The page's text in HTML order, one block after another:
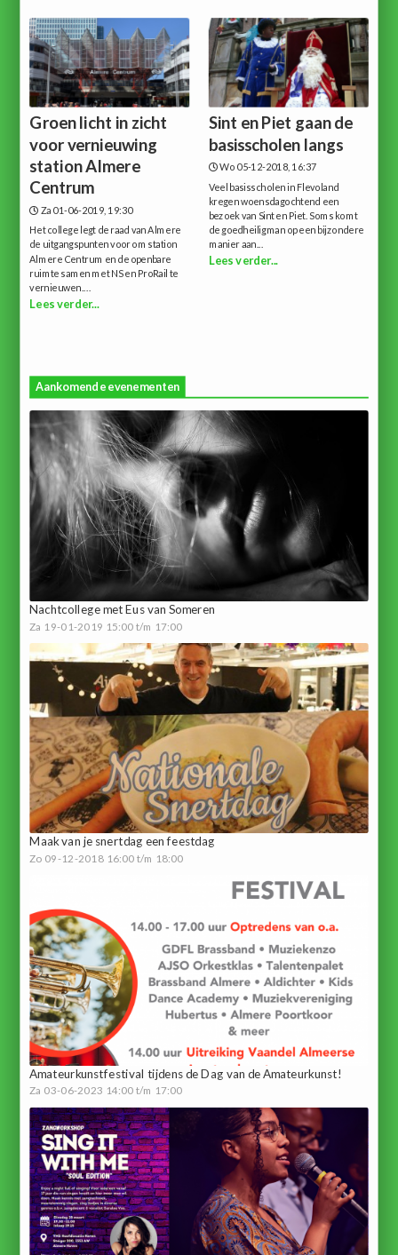
Groen licht in zicht
voor vernieuwing
station Almere
Centrum
Za 01-06-2019, 19:30
Het college legt de raad van Almere
de uitgangspunten voor om station
Almere Centrum en de openbare
ruimte samen met NS en ProRail te
vernieuwen....
Lees verder...
Sint en Piet gaan de
basisscholen langs
Wo 05-12-2018, 16:37
Veel basisscholen in Flevoland
kregen woensdagochtend een
bezoek van Sint en Piet. Soms komt
de goedheiligman op een bijzondere
manier aan...
Lees verder...
Aankomende evenementen
Nachtcollege met Eus van Someren
Za 19-01-2019 15:00 t/m 17:00
Maak van je snertdag een feestdag
Zo 09-12-2018 16:00 t/m 18:00
Amateurkunstfestival tijdens de Dag van de Amateurkunst!
Za 03-06-2023 14:00 t/m 17:00